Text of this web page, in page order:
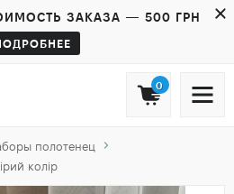
ЗАКАЗА — 500 ГРН
0
полотенец
колір